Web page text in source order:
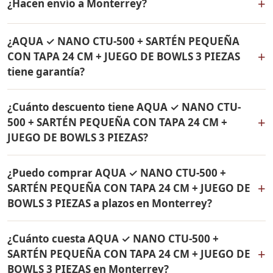
24 CM + JUEGO DE BOWLS 3 PIEZAS incluye: Filtro de
agua Rena Ware + Bowls Rena Ware + Sartén con tapa
de 24 cm Rena Ware. Todos los productos son
originales Rena Ware con garantía de por vida.
¿Hacen envío a Monterrey?
SARTÉN PEQUEÑA CON TAPA 24 CM + JUEGO DE BOWLS
3 PIEZAS a Monterrey, Casanare y a todo Colombia. El
pago es contra entrega.
¿AQUA ✓ NANO CTU-500 + SARTÉN PEQUEÑA
CON TAPA 24 CM + JUEGO DE BOWLS 3 PIEZAS
tiene garantía?
+
CTU-500 + SARTÉN PEQUEÑA CON TAPA 24 CM + JUEGO
DE BOWLS 3 PIEZAS tienen garantía de por vida contra
defectos de fabricación. Son productos originales Rena
Ware fabricados en acero inoxidable quirúrgico 18/10.
¿Cuánto descuento tiene AQUA ✓ NANO CTU-
500 + SARTÉN PEQUEÑA CON TAPA 24 CM +
JUEGO DE BOWLS 3 PIEZAS?
+
24 CM + JUEGO DE BOWLS 3 PIEZAS tiene un 38% de
descuento. Contáctame por WhatsApp para conocer el
precio actual. Aplica para Monterrey y todo Colombia.
¿Puedo comprar AQUA ✓ NANO CTU-500 +
SARTÉN PEQUEÑA CON TAPA 24 CM + JUEGO DE
BOWLS 3 PIEZAS a plazos en Monterrey?
+
PEQUEÑA CON TAPA 24 CM + JUEGO DE BOWLS 3
PIEZAS con solo el 10% de inicial y pagar en cuotas
¿Cuánto cuesta AQUA ✓ NANO CTU-500 +
SARTÉN PEQUEÑA CON TAPA 24 CM + JUEGO DE
BOWLS 3 PIEZAS en Monterrey?
+